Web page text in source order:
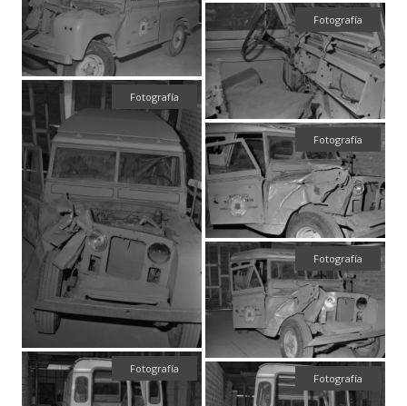
Fotografía
Fotografía
Fotografía
Fotografía
Fotografía
Fotografía